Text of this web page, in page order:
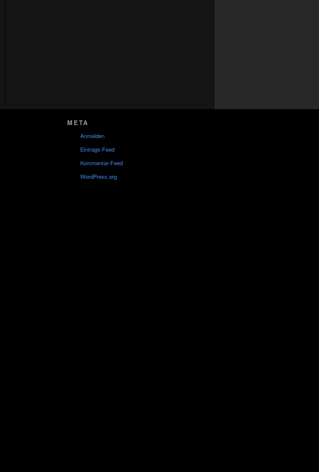
META
Anmelden
Eintrags-Feed
Kommentar-Feed
WordPress.org